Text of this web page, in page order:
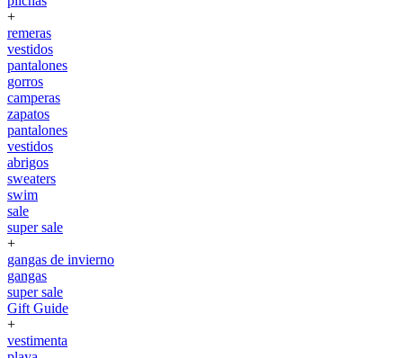
+
remeras
vestidos
pantalones
gorros
camperas
zapatos
pantalones
vestidos
abrigos
sweaters
swim
sale
super sale
+
gangas de invierno
gangas
super sale
Gift Guide
+
vestimenta